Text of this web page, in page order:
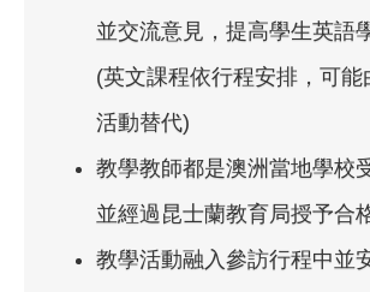
並交流意見，提高學生英語
(英文課程依行程安排，可能
活動替代)
教學教師都是澳洲當地學校
並經過昆士蘭教育局授予合
教學活動融入參訪行程中並